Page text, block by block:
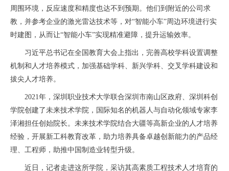
周围环境，反应速度和精度也达不到预期。他们到附近的公司求
教，并参考企业的激光雷达技术等，对“智能小车”周边环境进行实
时建图，从而让“智能小车”实现精准避障，提升运输效率。
习近平总书记在全国教育大会上指出，完善高校学科设置调整
机制和人才培养模式，加强基础学科、新兴学科、交叉学科建设和
拔尖人才培养。
2021年，深圳职业技术大学联合深圳市南山区政府、深圳科创
学院创建了未来技术学院，国际知名的机器人与自动化领域专家李
泽湘担任创始院长。未来技术学院结合大疆等高新企业的人才培养
经验，开展新工科教育改革，助力培养具备卓越创新能力的产品经
理、工程师，助推中国制造业转型升级。
近日，记者走进这所学院，采访其高素质工程技术人才培育的